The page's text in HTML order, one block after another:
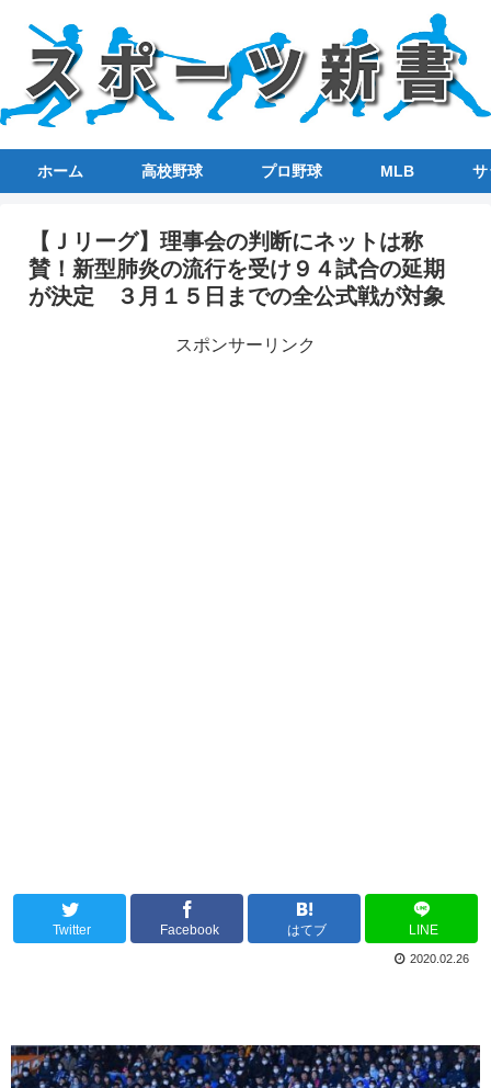
ホーム 高校野球 プロ野球 MLB サ
【Ｊリーグ】理事会の判断にネットは称
賛！新型肺炎の流行を受け９４試合の延期
が決定 ３月１５日までの全公式戦が対象
スポンサーリンク
Twitter Facebook はてブ LINE
2020.02.26